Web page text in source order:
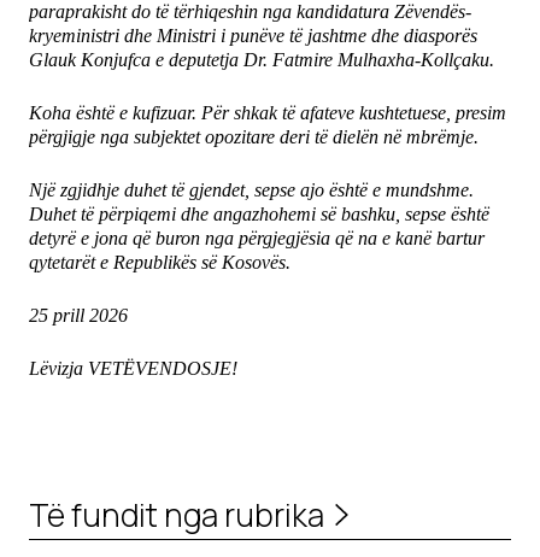
paraprakisht do të tërhiqeshin nga kandidatura Zëvendës-
kryeministri dhe Ministri i punëve të jashtme dhe diasporës
Glauk Konjufca e deputetja Dr. Fatmire Mulhaxha-Kollçaku.
Koha është e kufizuar. Për shkak të afateve kushtetuese, presim
përgjigje nga subjektet opozitare deri të dielën në mbrëmje.
Një zgjidhje duhet të gjendet, sepse ajo është e mundshme.
Duhet të përpiqemi dhe angazhohemi së bashku, sepse është
detyrë e jona që buron nga përgjegjësia që na e kanë bartur
qytetarët e Republikës së Kosovës.
25 prill 2026
Lëvizja VETËVENDOSJE!
Të fundit nga rubrika